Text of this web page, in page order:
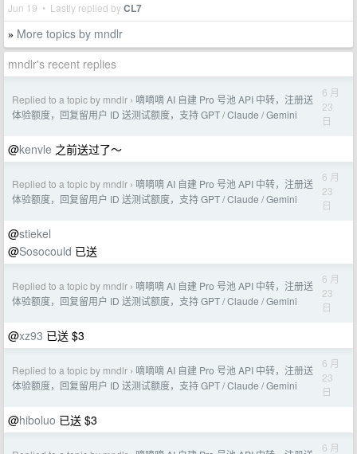
Jun 19 • Lastly replied byCL7
» More topics by mndlr
mndlr's recent replies
Replied to a topic by mndlr › 嘀嘀嘀 AI 自建 Pro 号池 API 中转，注册送
体验额度，回复留用户 ID 送测试额度，支持 GPT / Claude / Gemini
6 月
23
日
@kenvle 之前送过了～
Replied to a topic by mndlr › 嘀嘀嘀 AI 自建 Pro 号池 API 中转，注册送
体验额度，回复留用户 ID 送测试额度，支持 GPT / Claude / Gemini
6 月
23
日
@stiekel
@Sosocould 已送
Replied to a topic by mndlr › 嘀嘀嘀 AI 自建 Pro 号池 API 中转，注册送
体验额度，回复留用户 ID 送测试额度，支持 GPT / Claude / Gemini
6 月
23
日
@xz93 已送 $3
Replied to a topic by mndlr › 嘀嘀嘀 AI 自建 Pro 号池 API 中转，注册送
体验额度，回复留用户 ID 送测试额度，支持 GPT / Claude / Gemini
6 月
23
日
@hiboluo 已送 $3
6 月